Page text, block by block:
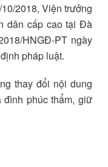
2018, Viện trưởng
dân cấp cao tại Đà
HNGĐ-PT ngày
pháp luật.
thay đổi nội dung
phúc thẩm, giữ